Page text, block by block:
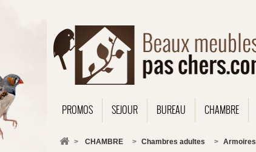
PROMOS SEJOUR BUREAU CHAMBRE
> CHAMBRE > Chambres adultes > Armoires